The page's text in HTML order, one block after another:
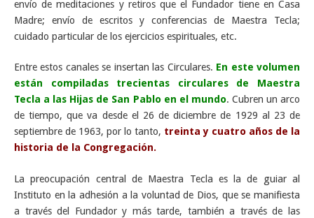
envío de meditaciones y retiros que el Fundador tiene en Casa
Madre; envío de escritos y conferencias de Maestra Tecla;
cuidado particular de los ejercicios espirituales, etc.
Entre estos canales se insertan las Circulares. En este volumen
están compiladas trecientas circulares de Maestra
Tecla a las Hijas de San Pablo en el mundo. Cubren un arco
de tiempo, que va desde el 26 de diciembre de 1929 al 23 de
septiembre de 1963, por lo tanto, treinta y cuatro años de la
historia de la Congregación.
La preocupación central de Maestra Tecla es la de guiar al
Instituto en la adhesión a la voluntad de Dios, que se manifiesta
a través del Fundador y más tarde, también a través de las